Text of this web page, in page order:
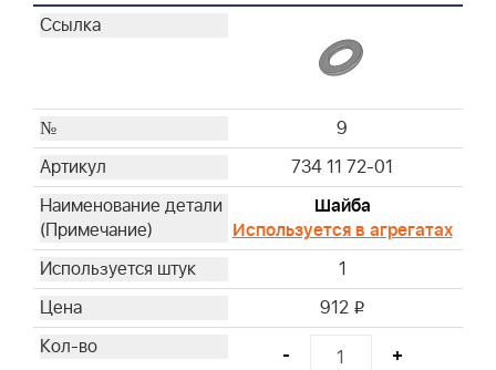
9
734 11 72-01
Шайба
Используется в агрегатах
1
912 i
- +